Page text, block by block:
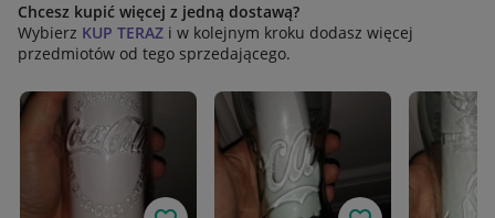
Chcesz kupić więcej z jedną dostawą?
Wybierz KUP TERAZ i w kolejnym kroku dodasz więcej
przedmiotów od tego sprzedającego.